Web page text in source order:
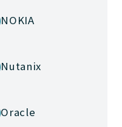
NOKIA
Nutanix
Oracle